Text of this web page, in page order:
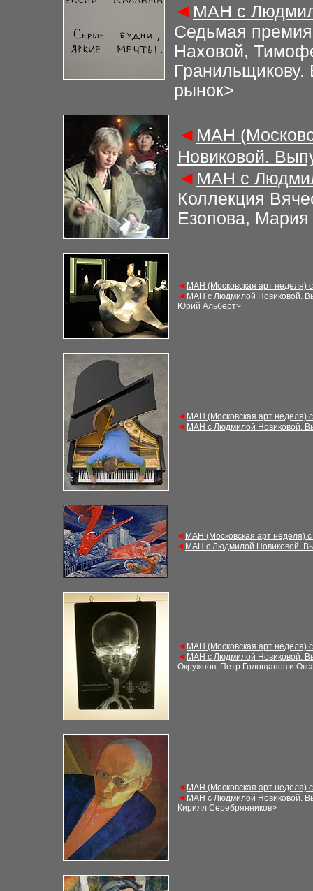
◄ МАН с
Седьмая
Наховой,
рынок>
◄ МАН
Новиковой.
◄ МАН с
Коллекция
Езопова, Мария
◄ МАН (Московская арт неделя)
◄ МАН с Людмилой Новиковой.
Юрий Альберт>
◄ МАН (Московская арт неделя)
◄ МАН с Людмилой Новиковой.
◄ МАН (Московская арт неделя)
◄ МАН с Людмилой Новиковой.
◄ МАН (Московская арт неделя)
◄ МАН с Людмилой Новиковой.
Окружнов, Петр Голощапов и
◄ МАН (Московская арт неделя)
◄ МАН с Людмилой Новиковой.
Кирилл Серебрянников>